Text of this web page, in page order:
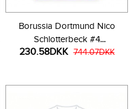
Borussia Dortmund Nico
Schlotterbeck #4
Hjemmebanetrøje 2025-26
230.58DKK 744.07DKK